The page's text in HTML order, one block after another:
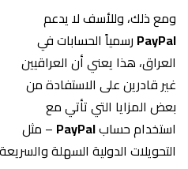
ومع ذلك، وللأسف لا يدعم
PayPalرسمياً الحسابات في
العراق، هذا يعني أن العراقيين
غير قادرين على الاستفادة من
بعض المزايا التي تأتي مع
استخدام حسابPayPal– مثل
التحويلات الدولية السهلة والسريعة.